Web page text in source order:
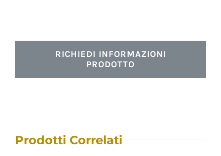
RICHIEDI INFORMAZIONI
PRODOTTO
Prodotti Correlati